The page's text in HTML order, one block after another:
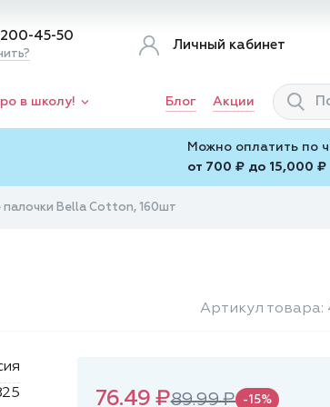
45-50
Личный кабинет
в школу! Блог Акции
Можно оплатить по
от 700 ₽ до 15,000 ₽
палочки Bella Cotton, 160шт
Артикул товара:
76.49 ₽89.99 ₽ -15%